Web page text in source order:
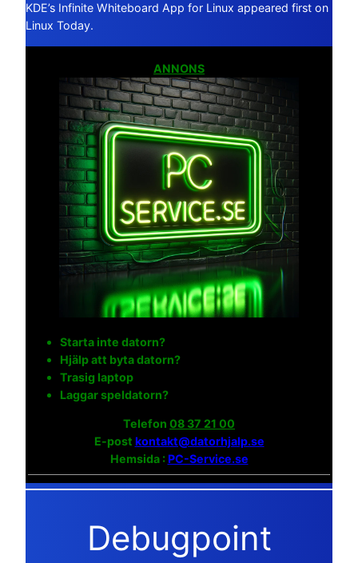
KDE’s Infinite Whiteboard App for Linux appeared first on
Linux Today.
ANNONS
Starta inte datorn?
Hjälp att byta datorn?
Trasig laptop
Laggar speldatorn?
Telefon 08 37 21 00
E-post kontakt@datorhjalp.se
Hemsida : PC-Service.se
Debugpoint